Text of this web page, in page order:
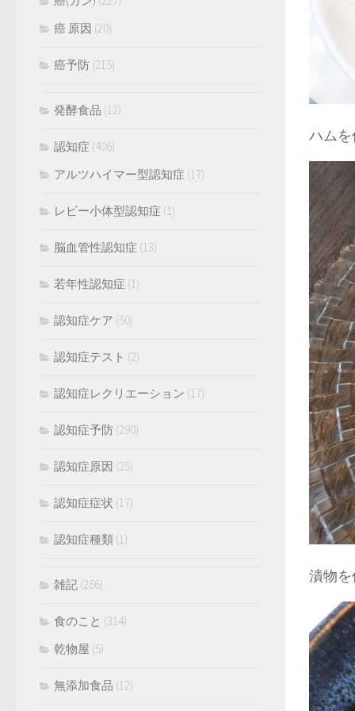
ハム
漬物
癌 原因 (20)
癌予防 (215)
発酵食品 (12)
認知症 (406)
アルツハイマー型認知症 (17)
レビー小体型認知症 (1)
脳血管性認知症 (13)
若年性認知症 (1)
認知症ケア (50)
認知症テスト (2)
認知症レクリエーション (17)
認知症予防 (290)
認知症原因 (25)
認知症症状 (17)
認知症種類 (1)
雑記 (266)
食のこと (314)
乾物屋 (5)
無添加食品 (12)